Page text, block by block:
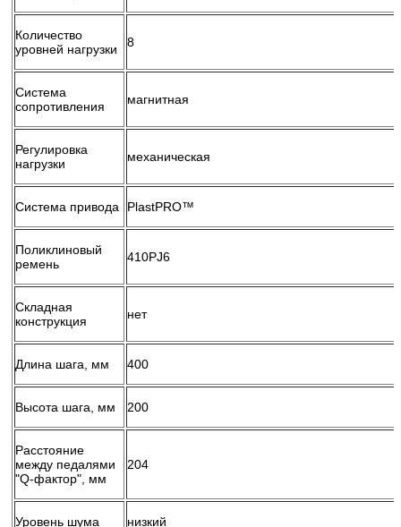
Количество
уровней нагрузки
8
Система
сопротивления
магнитная
Регулировка
нагрузки
механическая
Система привода PlastPRO™
Поликлиновый
ремень
410PJ6
Складная
конструкция
нет
Длина шага, мм 400
Высота шага, мм 200
Расстояние
между педалями
"Q-фактор", мм
204
Уровень шума низкий